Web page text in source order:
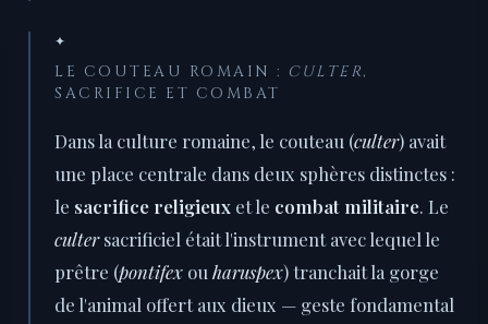
✦
LE COUTEAU ROMAIN : CULTER,
SACRIFICE ET COMBAT
Dans la culture romaine, le couteau (culter) avait
une place centrale dans deux sphères distinctes :
le sacrifice religieux et le combat militaire. Le
cultersacrificiel était l'instrument avec lequel le
prêtre (pontifex ou haruspex) tranchait la gorge
de l'animal offert aux dieux — geste fondamental